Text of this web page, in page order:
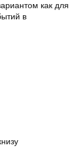
как для
в